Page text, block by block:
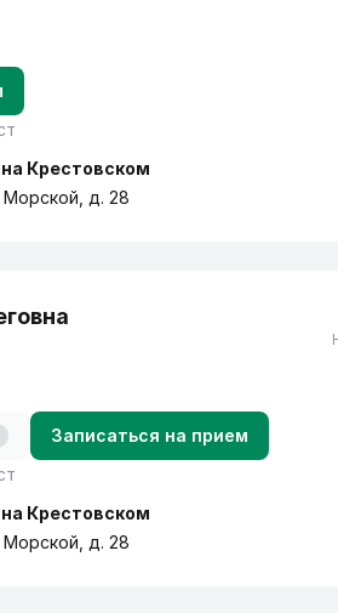
Крестовском
Морской, д. 28
Записаться на прием
Крестовском
Морской, д. 28